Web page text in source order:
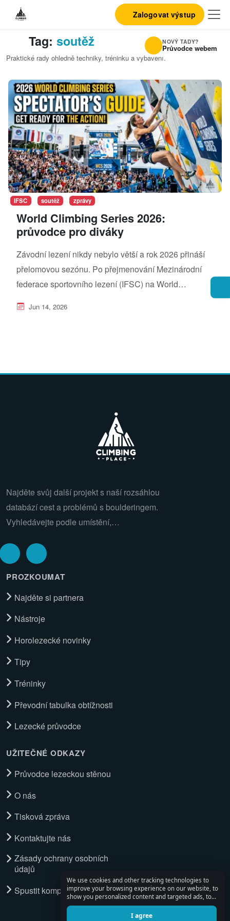
We use cookies and other tracking technologies to
improve your browsing experience on our website, to
show you personalized content and targeted ads, to
analyze our website traffic, and to understand where
our visitors are coming from.
I agree
Zalogovat výstup
Tag:soutěž
Praktické rady ohledně techniky, tréninku a vybavení.
IFSC soutěž zprávy
World Climbing Series 2026:
průvodce pro diváky
Závodní lezení nikdy nebylo větší a rok 2026 přináší
přelomovou sezónu. Po přejmenování Mezinárodní
federace sportovního lezení (IFSC) na World…
Jun 14, 2026
Najděte svůj další projekt s naší rozsáhlou
databází cest a problémů s boulderingem.
Vyhledávejte podle umístění,…
PROZKOUMAT
Najděte si partnera
Nástroje
Horolezecké novinky
Tipy
Tréninky
Převodní tabulka obtížnosti
Lezecké průvodce
UŽITEČNÉ ODKAZY
Průvodce lezeckou stěnou
O nás
Tisková zpráva
Kontaktujte nás
Zásady ochrany osobních
údajů
Spustit kompletní průvodce
NOVÝ TADY?
Průvodce webem